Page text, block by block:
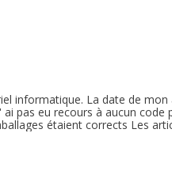
informatique. La date de
pas eu recours à aucun code
étaient corrects Les
je pensais. Je n' ai pas eu le